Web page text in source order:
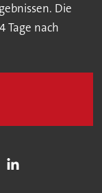
Die
Tage nach